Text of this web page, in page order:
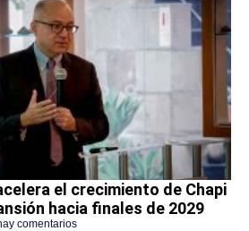
el crecimiento de Chapi
hacia finales de 2029
comentarios